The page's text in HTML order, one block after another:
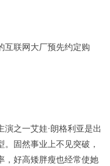
互联网大厂预先约定购
之一艾娃·朗格利亚是出
固然事业上不见突破，
，好高矮胖瘦也经常使她